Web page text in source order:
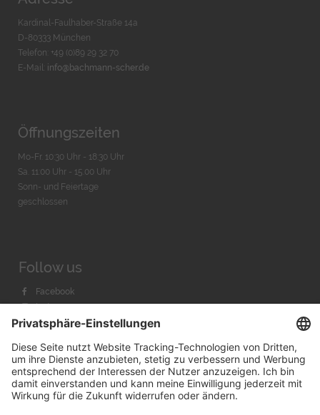
Kardinal-Faulhaber-Straße 14a
D-80333 München
Telefon: +49 (0)89 29 32 70
E-Mail: info@bachmann-scher.de
Öffnungszeiten
Mo-Fr. 10:30 Uhr - 18:30 Uhr
Sa. 11:00 Uhr - 15.00 Uhr
Sonn- und Feiertage
geschlossen
Follow us
Facebook
Instagram
Youtube